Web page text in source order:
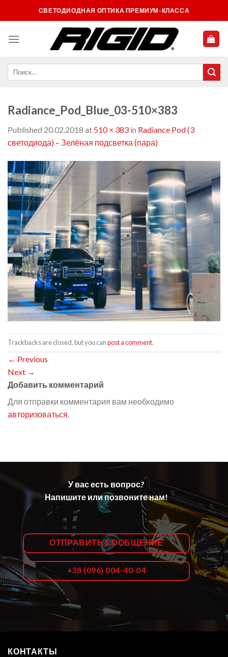
to
СВЕТОДИОДНАЯ ОПТИКА ПРЕМИУМ-КЛАССА
Radiance_Pod_Blue_03-510×383
Published 20.02.2018 at 510 × 383 in Radiance Pod (3
светодиода) – Зелёная подсветка (пара)
Trackbacks are closed, but you canpost a comment.
← Previous
Next →
Добавить комментарий
Для отправки комментария вам необходимо
авторизоваться.
У вас есть вопрос?
Напишите или позвоните нам!
ОТПРАВИТЬ СООБЩЕНИЕ
+38 (096) 004-40-04
КОНТАКТЫ